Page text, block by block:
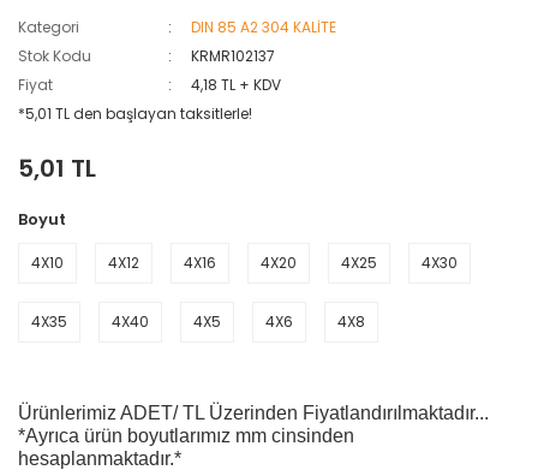
Kategori
DIN 85 A2 304 KALİTE
Stok Kodu
KRMR102137
Fiyat
4,18 TL + KDV
*5,01 TL den başlayan taksitlerle!
5,01 TL
Boyut
4X10 4X12 4X16 4X20 4X25 4X30
4X35 4X40 4X5 4X6 4X8
Ürünlerimiz ADET/ TL Üzerinden Fiyatlandırılmaktadır...
*Ayrıca ürün boyutlarımız mm cinsinden
hesaplanmaktadır.*